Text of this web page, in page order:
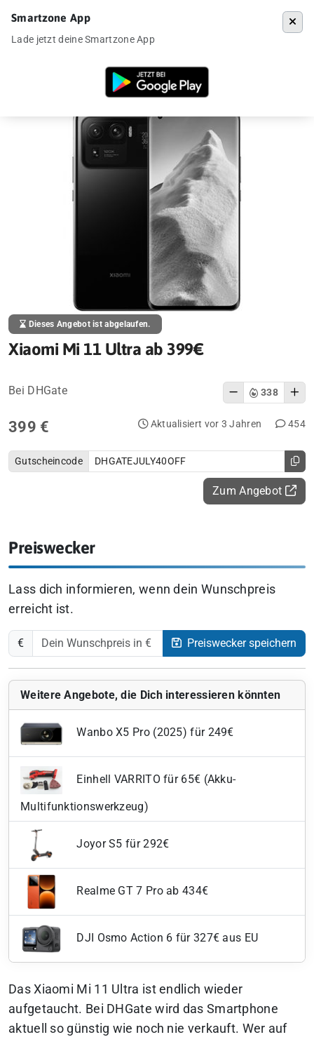
»Xiaomi Mi 11 Ultra ab 399€
Dieses Angebot ist abgelaufen.
Xiaomi Mi 11 Ultra ab 399€
Bei DHGate 338
399 € Aktualisiert vor 3 Jahren 454
Gutscheincode DHGATEJULY40OFF
Zum Angebot
Preiswecker
Lass dich informieren, wenn dein Wunschpreis
erreicht ist.
€ Preiswecker speichern
Weitere Angebote, die Dich interessieren könnten
Wanbo X5 Pro (2025) für 249€
Einhell VARRITO für 65€ (Akku-
Multifunktionswerkzeug)
Joyor S5 für 292€
Realme GT 7 Pro ab 434€
DJI Osmo Action 6 für 327€ aus EU
Das Xiaomi Mi 11 Ultra ist endlich wieder
aufgetaucht. Bei DHGate wird das Smartphone
aktuell so günstig wie noch nie verkauft. Wer auf
Smartzone App
Lade jetzt deine Smartzone App